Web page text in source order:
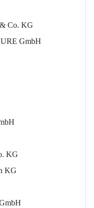
Co. KG
GmbH
KG
KG